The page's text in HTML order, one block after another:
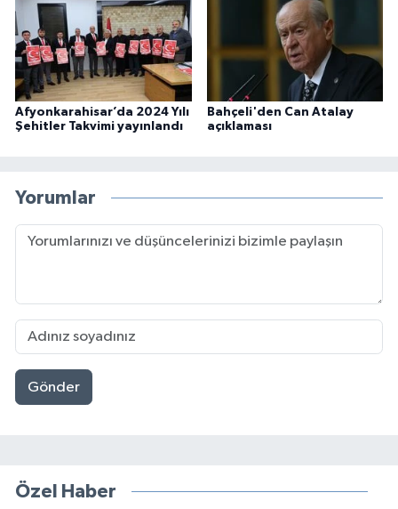
Afyonkarahisar’da 2024 Yılı
Şehitler Takvimi yayınlandı
Bahçeli'den Can Atalay
açıklaması
Yorumlar
Gönder
Özel Haber